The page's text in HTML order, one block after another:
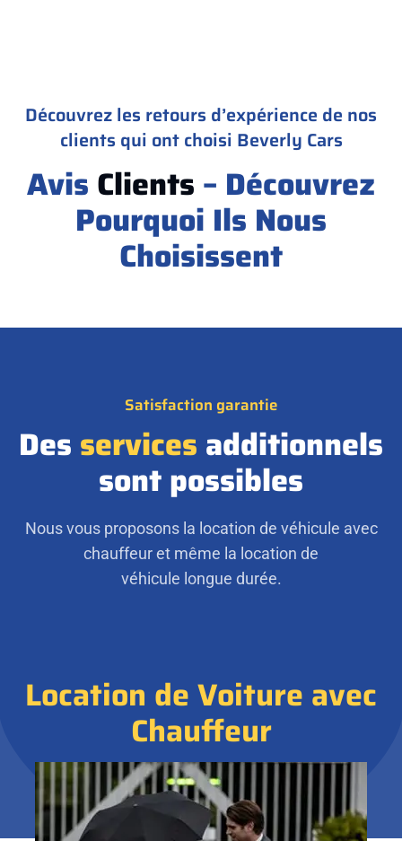
Découvrez les retours d’expérience de nos
clients qui ont choisi Beverly Cars
Avis Clients – Découvrez
Pourquoi Ils Nous
Choisissent
Satisfaction garantie
Des services additionnels
sont possibles
Nous vous proposons la location de véhicule avec
chauffeur et même la location de
véhicule longue durée.
Location de Voiture avec
Chauffeur